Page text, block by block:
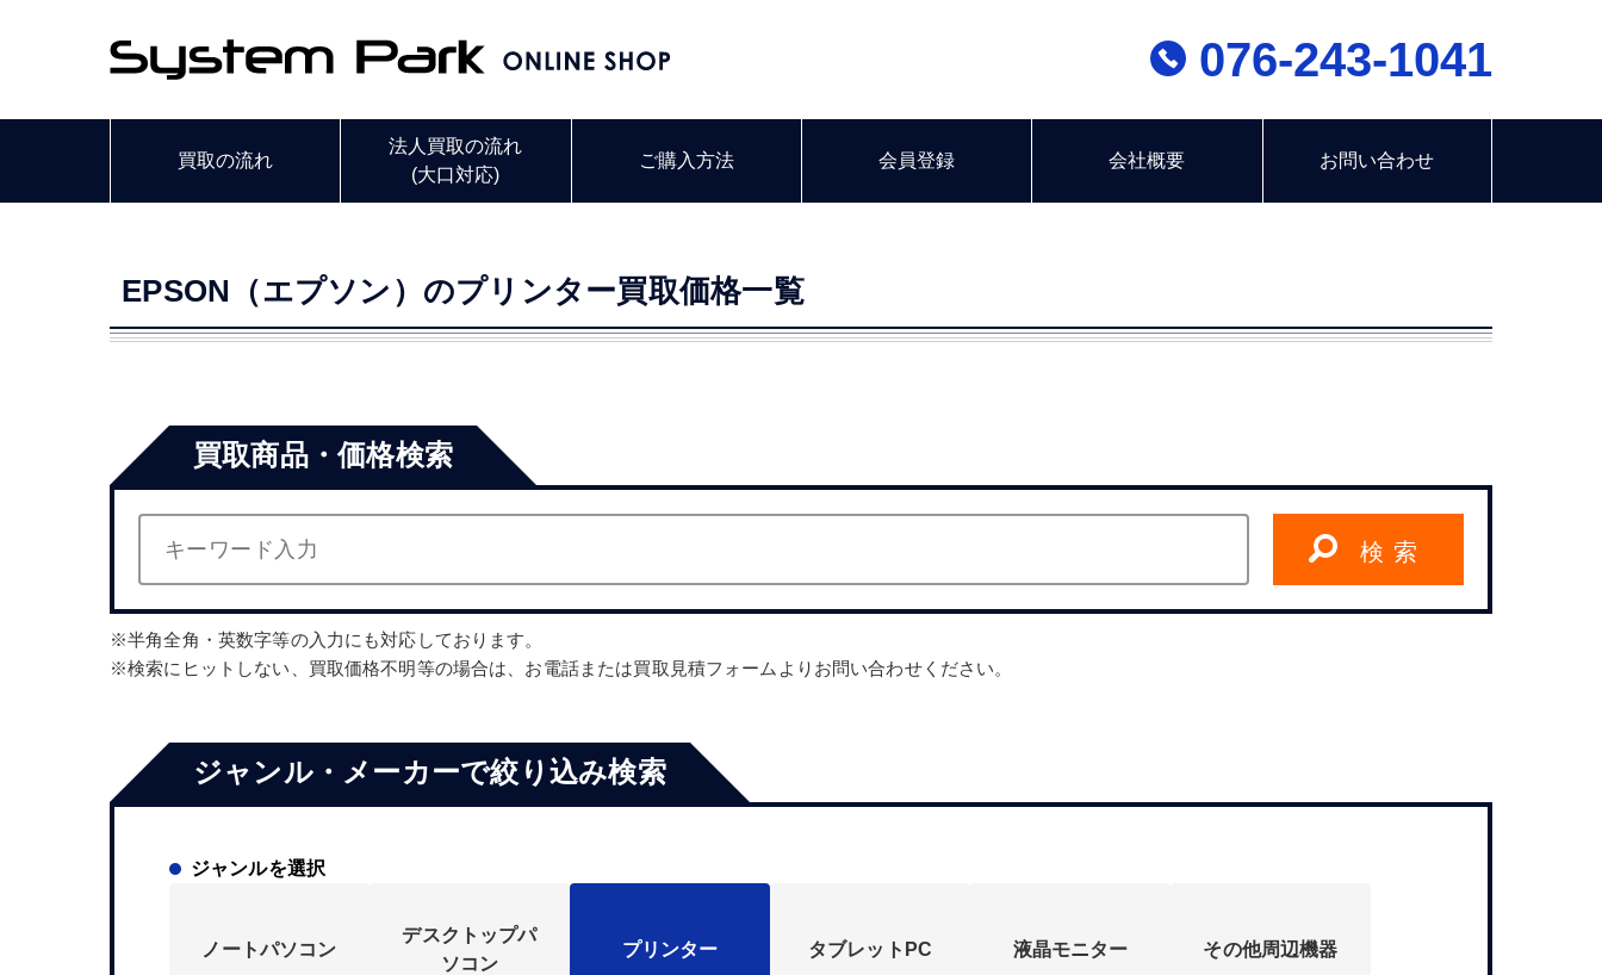
076-243-1041
買取の流れ
法人買取の流れ
(大口対応)
ご購入方法 会員登録 会社概要 お問い合わせ
EPSON（エプソン）のプリンター買取価格一覧
買取商品・価格検索
検 索
半角全角・英数字等の入力にも対応しております。
検索にヒットしない、買取価格不明等の場合は、お電話または買取見積フォームよりお問い合わせください。
ジャンル・メーカーで絞り込み検索
ジャンルを選択
ノートパソコン
デスクトップパ
ソコン
プリンター タブレットPC 液晶モニター その他周辺機器